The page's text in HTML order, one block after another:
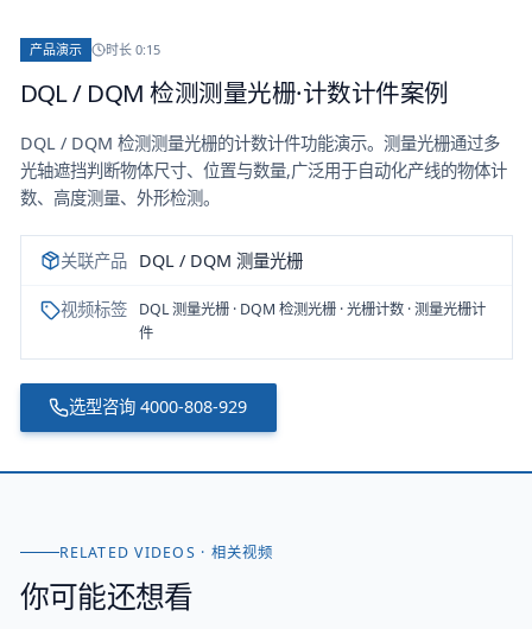
产品演示 时长0:15
DQL / DQM 检测测量光栅·计数计件案例
DQL / DQM 检测测量光栅的计数计件功能演示。测量光栅通过多
光轴遮挡判断物体尺寸、位置与数量,广泛用于自动化产线的物体计
数、高度测量、外形检测。
关联产品 DQL / DQM 测量光栅
视频标签
DQL 测量光栅 · DQM 检测光栅 · 光栅计数 · 测量光栅计
件
选型咨询 4000-808-929
RELATED VIDEOS · 相关视频
你可能还想看